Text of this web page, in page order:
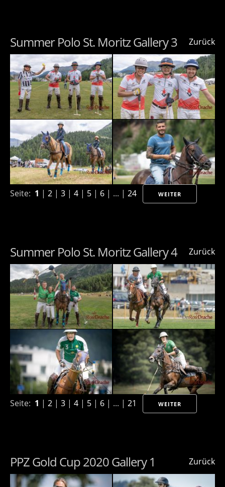
Zurück
Summer Polo St. Moritz Gallery 3
Seite: 1 | 2 | 3 | 4 | 5 | 6 | ... | 24 WEITER
Zurück
Summer Polo St. Moritz Gallery 4
Seite: 1 | 2 | 3 | 4 | 5 | 6 | ... | 21 WEITER
Zurück
PPZ Gold Cup 2020 Gallery 1